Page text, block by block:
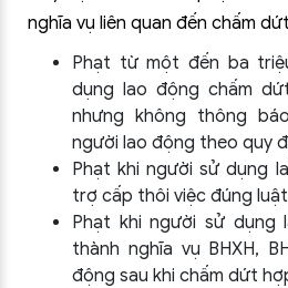
nghĩa vụ liên quan đến chấm
Phạt từ một đến ba
dụng lao động chấm
nhưng không thông
người lao động theo quy
Phạt khi người sử dụng
trợ cấp thôi việc đúng
Phạt khi người sử dụng
thành nghĩa vụ BHXH,
động sau khi chấm dứt